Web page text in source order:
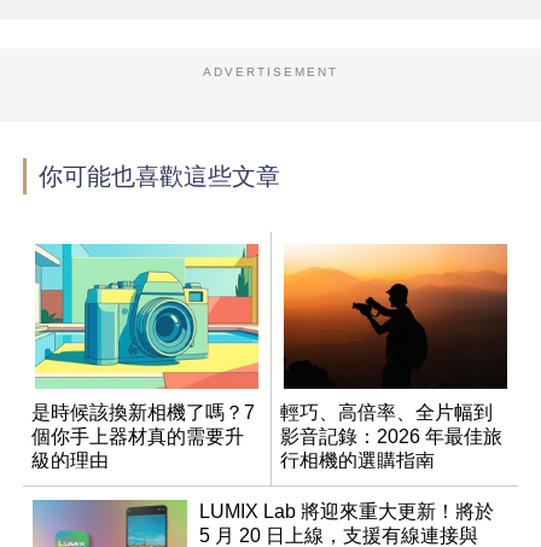
ADVERTISEMENT
你可能也喜歡這些文章
是時候該換新相機了嗎？7
個你手上器材真的需要升
級的理由
輕巧、高倍率、全片幅到
影音記錄：2026 年最佳旅
行相機的選購指南
LUMIX Lab 將迎來重大更新！將於
5 月 20 日上線，支援有線連接與